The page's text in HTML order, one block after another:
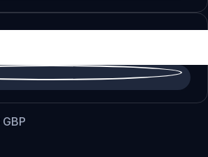
GBP